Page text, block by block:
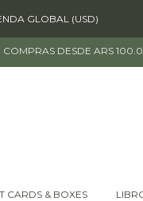
GLOBAL (USD)
COMPRAS DESDE ARS
CARDS & BOXES